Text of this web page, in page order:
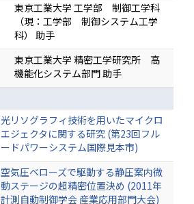
東京工業大学 工学部 制御工学科
（現：工学部 制御システム工学
科） 助手
東京工業大学 精密工学研究所 高
機能化システム部門 助手
光リソグラフィ技術を用いたマイクロ
エジェクタに関する研究 (第23回フル
ードパワーシステム国際見本市)
空気圧ベローズで駆動する静圧案内微
動ステージの超精密位置決め (2011年
計測自動制御学会 産業応用部門大会)